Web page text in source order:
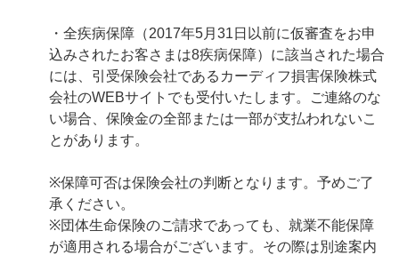
・全疾病保障（2017年5月31日以前に仮審査をお申
込みされたお客さまは8疾病保障）に該当された場合
には、引受保険会社であるカーディフ損害保険株式
会社のWEBサイトでも受付いたします。ご連絡のな
い場合、保険金の全部または一部が支払われないこ
とがあります。
※保障可否は保険会社の判断となります。予めご了
承ください。
※団体生命保険のご請求であっても、就業不能保障
が適用される場合がございます。その際は別途案内